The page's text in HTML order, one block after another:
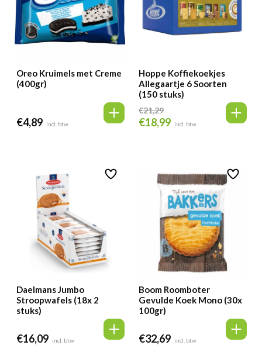
Oreo Kruimels met Creme
(400gr)
€4,89 incl. btw
Hoppe Koffiekoekjes
Allegaartje 6 Soorten
(150 stuks)
€21,29
Oorspronkelijke
€18,99 Huidige
incl. btw
Daelmans Jumbo
Stroopwafels (18x 2
stuks)
€16,09 incl. btw
Boom Roomboter
Gevulde Koek Mono (30x
100gr)
€32,69 incl. btw